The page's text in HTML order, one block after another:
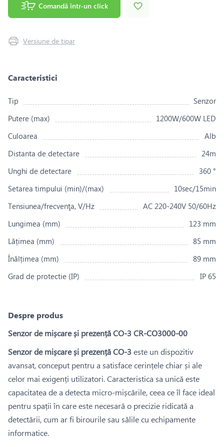
Comandă într-un click
Versiune de tipar
Caracteristici
Tip
Senzor
Putere (max)
1200W/600W LED
Culoarea
Alb
Distanta de detectare
24m
Unghi de detectare
360 °
Setarea timpului (min)/(max)
10sec/15min
Tensiunea/frecvenţa, V/Hz
AC 220-240V 50/60Hz
Lungimea (mm)
123 mm
Lățimea (mm)
85 mm
Înălțimea (mm)
89 mm
Grad de protectie (IP)
IP 65
Despre produs
Senzor de mișcare și prezență CO-3 CR-CO3000-00
Senzor de mișcare și prezență CO-3 este un dispozitiv
avansat, conceput pentru a satisface cerințele chiar și ale
celor mai exigenți utilizatori. Caracteristica sa unică este
capacitatea de a detecta micro-mișcările, ceea ce îl face ideal
pentru spații în care este necesară o precizie ridicată a
detectării, cum ar fi birourile sau sălile cu echipamente
informatice.